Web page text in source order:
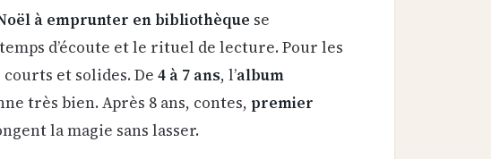
à emprunter en bibliothèque se
d’écoute et le rituel de lecture. Pour les
et solides. De 4 à 7 ans, l’album
très bien. Après 8 ans, contes, premier
la magie sans lasser.